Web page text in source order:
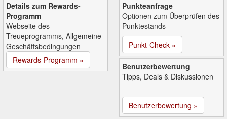
Details zum Rewards-
Programm
Webseite des
Treueprogramms, Allgemeine
Geschäftsbedingungen
Rewards-Programm »
Punkteanfrage
Optionen zum Überprüfen des
Punktestands
Punkt-Check »
Benutzerbewertung
Tipps, Deals & Diskussionen
Benutzerbewertung »